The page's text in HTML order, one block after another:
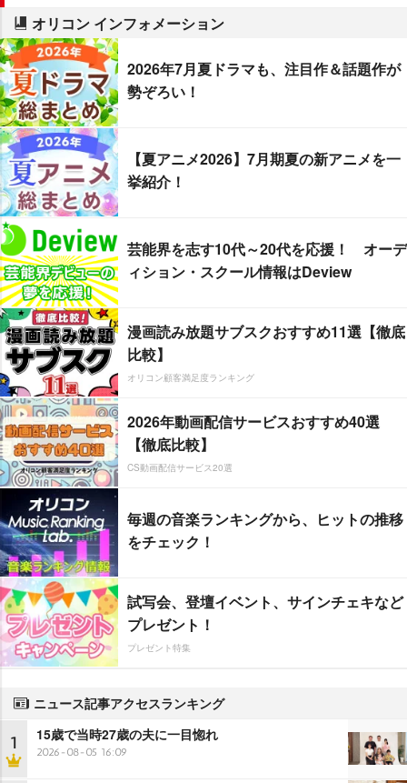
オリコン インフォメーション
2026年7月夏ドラマも、注目作＆話題作が
勢ぞろい！
【夏アニメ2026】7月期夏の新アニメを一
挙紹介！
芸能界を志す10代～20代を応援！ オーデ
ィション・スクール情報はDeview
漫画読み放題サブスクおすすめ11選【徹底
比較】
オリコン顧客満足度ランキング
2026年動画配信サービスおすすめ40選
【徹底比較】
CS動画配信サービス20選
毎週の音楽ランキングから、ヒットの推移
をチェック！
試写会、登壇イベント、サインチェキなど
プレゼント！
プレゼント特集
ニュース記事アクセスランキング
1 15歳で当時27歳の夫に一目惚れ
2026-08-05 16:09